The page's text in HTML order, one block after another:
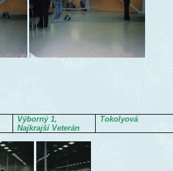
Výborný 1,
Najkrajší Veterán
Tokolyová